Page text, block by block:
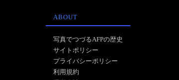
ABOUT
写真でつづるAFPの歴史
サイトポリシー
プライバシーポリシー
利用規約